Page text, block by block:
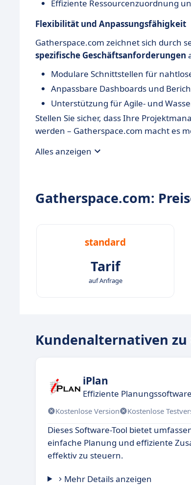
Effiziente Ressourcenzuordnung
Flexibilität und Anpassungsfähigkeit
Gatherspace.com zeichnet sich durch
spezifische Geschäftsanforderungen
Modulare Schnittstellen für
Anpassbare Dashboards und
Unterstützung für Agile- und
Stellen Sie sicher, dass Ihre
werden – Gatherspace.com macht es
Alles anzeigen
Gatherspace.com:
standard
Tarif
auf Anfrage
Kundenalternativen zu
iPlan
Effiziente
Kostenlose Version Kostenlose
Dieses Software-Tool bietet
einfache Planung und effiziente
effektiv zu steuern.
Mehr Details anzeigen